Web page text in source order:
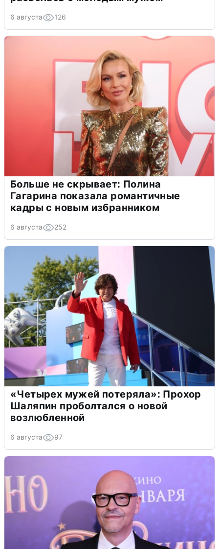
6 августа 126
Больше не скрывает: Полина
Гагарина показала романтичные
кадры с новым избранником
6 августа 252
«Четырех мужей потеряла»: Прохор
Шаляпин проболтался о новой
возлюбленной
6 августа 97